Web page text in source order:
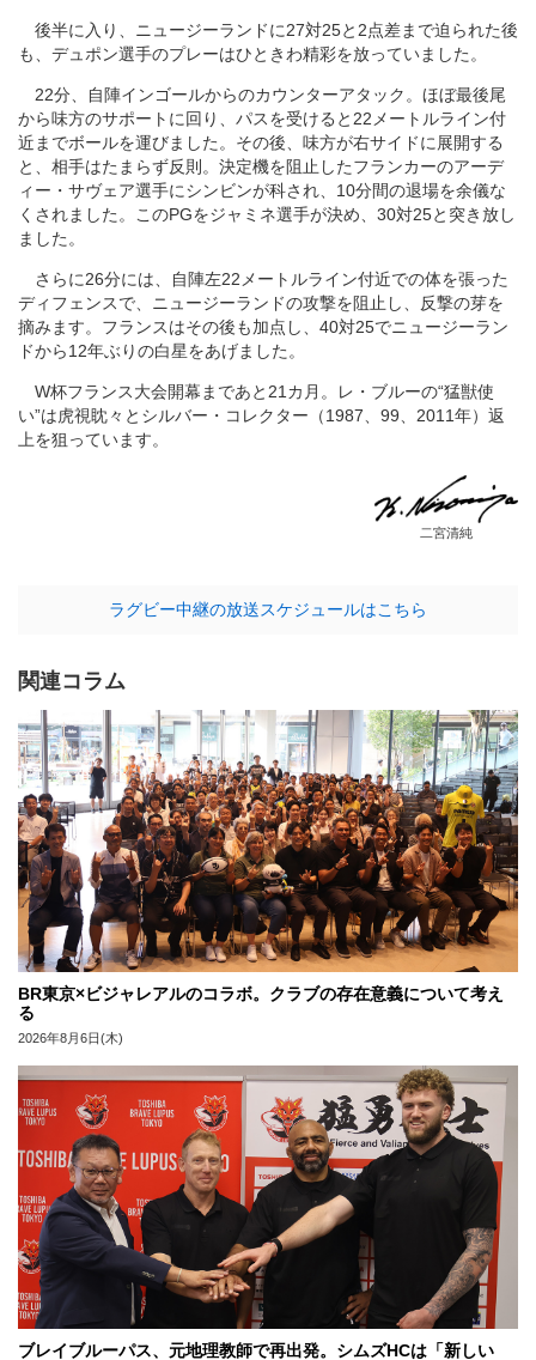
後半に入り、ニュージーランドに27対25と2点差まで迫られた後
も、デュポン選手のプレーはひときわ精彩を放っていました。
22分、自陣インゴールからのカウンターアタック。ほぼ最後尾
から味方のサポートに回り、パスを受けると22メートルライン付
近までボールを運びました。その後、味方が右サイドに展開する
と、相手はたまらず反則。決定機を阻止したフランカーのアーデ
ィー・サヴェア選手にシンビンが科され、10分間の退場を余儀な
くされました。このPGをジャミネ選手が決め、30対25と突き放し
ました。
さらに26分には、自陣左22メートルライン付近での体を張った
ディフェンスで、ニュージーランドの攻撃を阻止し、反撃の芽を
摘みます。フランスはその後も加点し、40対25でニュージーラン
ドから12年ぶりの白星をあげました。
W杯フランス大会開幕まであと21カ月。レ・ブルーの“猛獣使
い”は虎視眈々とシルバー・コレクター（1987、99、2011年）返
上を狙っています。
二宮清純
ラグビー中継の放送スケジュールはこちら
関連コラム
BR東京×ビジャレアルのコラボ。クラブの存在意義について考え
る
2026年8月6日(木)
ブレイブルーパス、元地理教師で再出発。シムズHCは「新しい